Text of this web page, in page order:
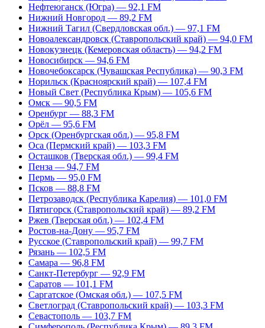
Нефтеюганск (Югра) — 92,1 FM
Нижний Новгород — 89,2 FM
Нижний Тагил (Свердловская обл.) — 97,1 FM
Новоалександровск (Ставропольский край) — 94,0 FM
Новокузнецк (Кемеровская область) — 94,2 FM
Новосибирск — 94,6 FM
Новочебоксарск (Чувашская Республика) — 90,3 FM
Норильск (Красноярский край) — 107,4 FM
Новый Свет (Республика Крым) — 105,6 FM
Омск — 90,5 FM
Оренбург — 88,3 FM
Орёл — 95,6 FM
Орск (Оренбургская обл.) — 95,8 FM
Оса (Пермский край) — 103,3 FM
Осташков (Тверская обл.) — 99,4 FM
Пенза — 94,7 FM
Пермь — 95,0 FM
Псков — 88,8 FM
Петрозаводск (Республика Карелия) — 101,0 FM
Пятигорск (Ставропольский край) — 89,2 FM
Ржев (Тверская обл.) — 102,4 FM
Ростов-на-Дону — 95,7 FM
Русское (Ставропольский край) — 99,7 FM
Рязань — 102,5 FM
Самара — 96,8 FM
Санкт-Петербург — 92,9 FM
Саратов — 101,1 FM
Саргатское (Омская обл.) — 107,5 FM
Светлоград (Ставропольский край) — 103,3 FM
Севастополь — 103,7 FM